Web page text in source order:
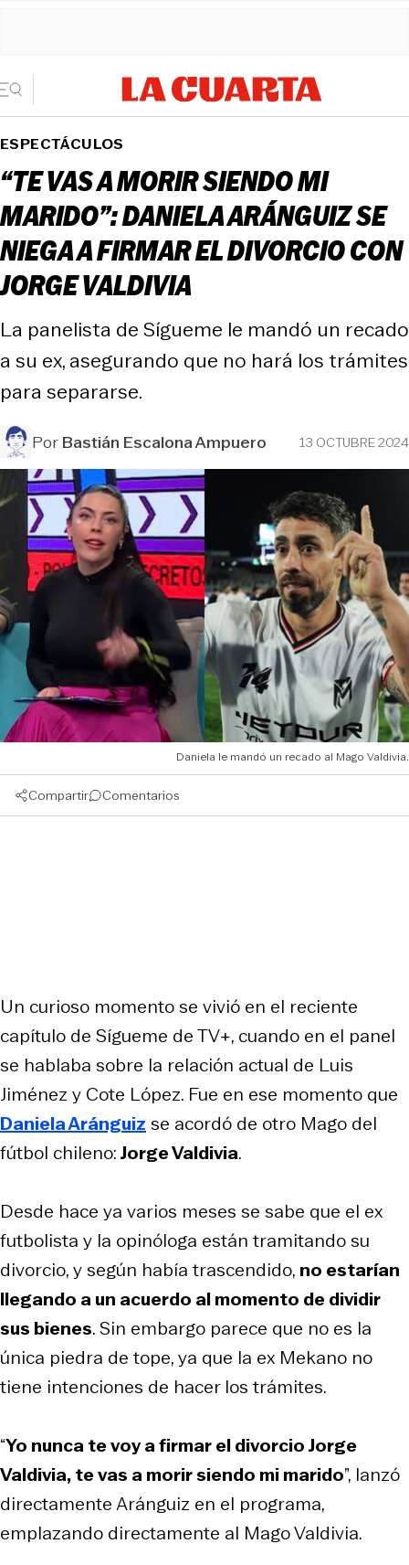
ESPECTÁCULOS
“TE VAS A MORIR SIENDO MI
MARIDO”: DANIELA ARÁNGUIZ SE
NIEGA A FIRMAR EL DIVORCIO CON
JORGE VALDIVIA
La panelista de Sígueme le mandó un recado
a su ex, asegurando que no hará los trámites
para separarse.
PorBastián Escalona Ampuero 13 OCTUBRE 2024
Daniela le mandó un recado al Mago Valdivia.
Compartir Comentarios
Un curioso momento se vivió en el reciente
capítulo de Sígueme de TV+, cuando en el panel
se hablaba sobre la relación actual de Luis
Jiménez y Cote López. Fue en ese momento que
Daniela Aránguiz se acordó de otro Mago del
fútbol chileno:Jorge Valdivia.
Desde hace ya varios meses se sabe que el ex
futbolista y la opinóloga están tramitando su
divorcio, y según había trascendido, no estarían
llegando a un acuerdo al momento de dividir
sus bienes. Sin embargo parece que no es la
única piedra de tope, ya que la ex Mekano no
tiene intenciones de hacer los trámites.
“Yo nunca te voy a firmar el divorcio Jorge
Valdivia, te vas a morir siendo mi marido”, lanzó
directamente Aránguiz en el programa,
emplazando directamente al Mago Valdivia.